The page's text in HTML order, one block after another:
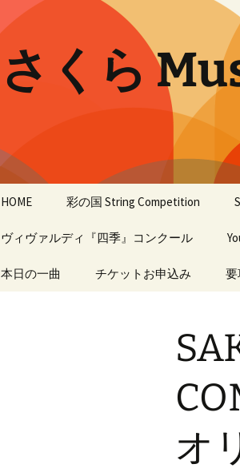
さくら
HOME 彩の国 String Competition
14th
過去の入賞者
ヴィヴァルディ『四季』コンクール
第2回
本日の一曲 チケットお申込み
オ